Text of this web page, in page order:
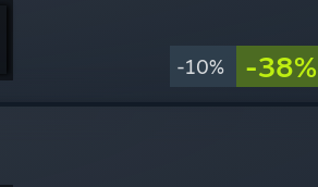
-10% -38%